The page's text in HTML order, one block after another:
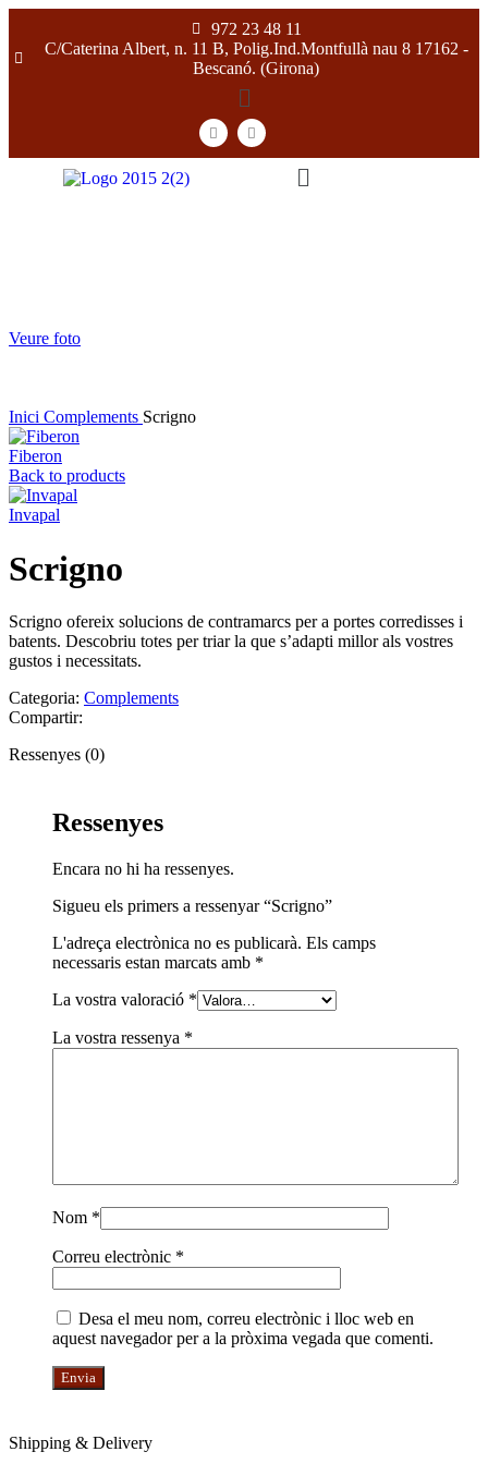
972 23 48 11
C/Caterina Albert, n. 11 B, Polig.Ind.Montfullà nau 8 17162 -
Bescanó. (Girona)
Veure foto
Inici Complements Scrigno
Fiberon
Back to products
Invapal
Scrigno
Scrigno ofereix solucions de contramarcs per a portes corredisses i
batents. Descobriu totes per triar la que s’adapti millor als vostres
gustos i necessitats.
Categoria: Complements
Compartir:
Ressenyes (0)
Ressenyes
Encara no hi ha ressenyes.
Sigueu els primers a ressenyar “Scrigno”
L'adreça electrònica no es publicarà. Els camps
necessaris estan marcats amb *
La vostra valoració *
La vostra ressenya *
Nom *
Correu electrònic *
Desa el meu nom, correu electrònic i lloc web en
aquest navegador per a la pròxima vegada que comenti.
Shipping & Delivery